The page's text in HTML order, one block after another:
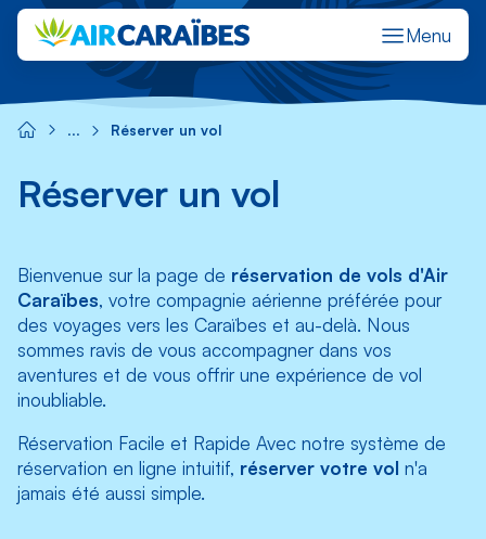
Menu
Réserver Gérer ma réservation M'enregistrer en ligne
Réserver un vol
Réserver un vol
Bienvenue sur la page de réservation de vols d'Air
Caraïbes, votre compagnie aérienne préférée pour
des voyages vers les Caraïbes et au-delà. Nous
sommes ravis de vous accompagner dans vos
aventures et de vous offrir une expérience de vol
inoubliable.
Réservation Facile et Rapide Avec notre système de
réservation en ligne intuitif, réserver votre vol n'a
jamais été aussi simple.